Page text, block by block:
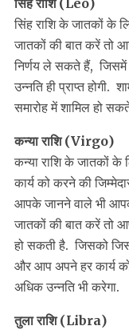
सिंह राशि (Leo)
सिंह राशि के जातकों के
जातकों की बात करें तो
निर्णय ले सकते हैं, जिसमें
उन्नति ही प्राप्त
समारोह में शामिल हो
कन्या राशि (Virgo)
कन्या राशि के जातकों के
कार्य को करने की
आपके जानने वाले भी
जातकों की बात करें तो
हो सकती है. जिसको
और आप अपने हर कार्य
अधिक उन्नति भी करेगा.
तुला राशि (Libra)